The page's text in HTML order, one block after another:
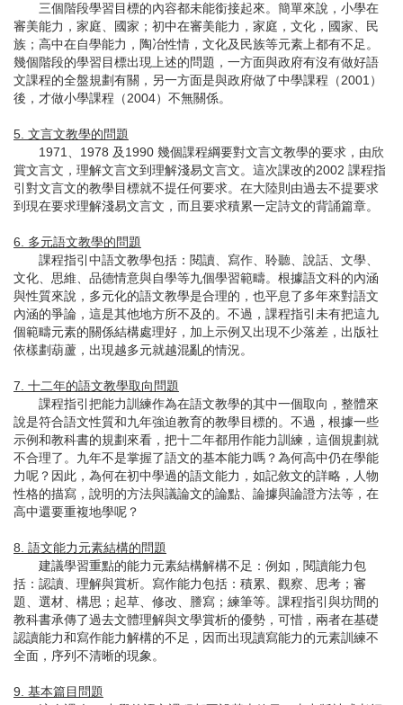
三個階段學習目標的內容都未能銜接起來。簡單來說，小學在
審美能力，家庭、國家；初中在審美能力，家庭，文化，國家、民
族；高中在自學能力，陶冶性情，文化及民族等元素上都有不足。
幾個階段的學習目標出現上述的問題，一方面與政府有沒有做好語
文課程的全盤規劃有關，另一方面是與政府做了中學課程（2001）
後，才做小學課程（2004）不無關係。
5. 文言文教學的問題
1971、1978 及1990 幾個課程綱要對文言文教學的要求，由欣
賞文言文，理解文言文到理解淺易文言文。這次課改的2002 課程指
引對文言文的教學目標就不提任何要求。在大陸則由過去不提要求
到現在要求理解淺易文言文，而且要求積累一定詩文的背誦篇章。
6. 多元語文教學的問題
課程指引中語文教學包括：閱讀、寫作、聆聽、說話、文學、
文化、思維、品德情意與自學等九個學習範疇。根據語文科的內涵
與性質來說，多元化的語文教學是合理的，也平息了多年來對語文
內涵的爭論，這是其他地方所不及的。不過，課程指引未有把這九
個範疇元素的關係結構處理好，加上示例又出現不少落差，出版社
依樣劃葫蘆，出現越多元就越混亂的情況。
7. 十二年的語文教學取向問題
課程指引把能力訓練作為在語文教學的其中一個取向，整體來
說是符合語文性質和九年強迫教育的教學目標的。不過，根據一些
示例和教科書的規劃來看，把十二年都用作能力訓練，這個規劃就
不合理了。九年不是掌握了語文的基本能力嗎？為何高中仍在學能
力呢？因此，為何在初中學過的語文能力，如記敘文的詳略，人物
性格的描寫，說明的方法與議論文的論點、論據與論證方法等，在
高中還要重複地學呢？
8. 語文能力元素結構的問題
建議學習重點的能力元素結構解構不足：例如，閱讀能力包
括：認讀、理解與賞析。寫作能力包括：積累、觀察、思考；審
題、選材、構思；起草、修改、謄寫；練筆等。課程指引與坊間的
教科書承傳了過去文體理解與文學賞析的優勢，可惜，兩者在基礎
認讀能力和寫作能力解構的不足，因而出現讀寫能力的元素訓練不
全面，序列不清晰的現象。
9. 基本篇目問題